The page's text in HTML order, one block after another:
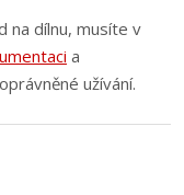
na dílnu, musíte v
a
užívání.